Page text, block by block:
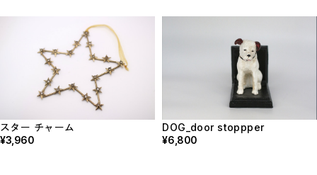
スター チャーム
¥3,960
DOG_door stoppper
¥6,800